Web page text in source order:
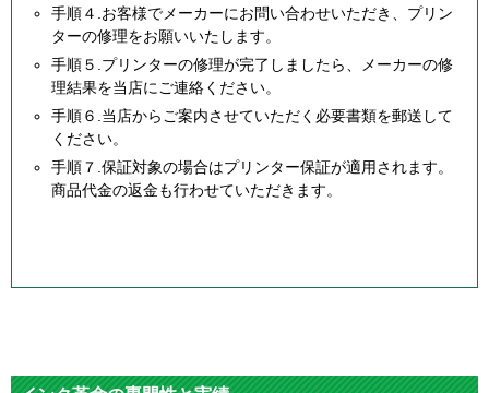
手順４.お客様でメーカーにお問い合わせいただき、プリン
ターの修理をお願いいたします。
手順５.プリンターの修理が完了しましたら、メーカーの修
理結果を当店にご連絡ください。
手順６.当店からご案内させていただく必要書類を郵送して
ください。
手順７.保証対象の場合はプリンター保証が適用されます。
商品代金の返金も行わせていただきます。